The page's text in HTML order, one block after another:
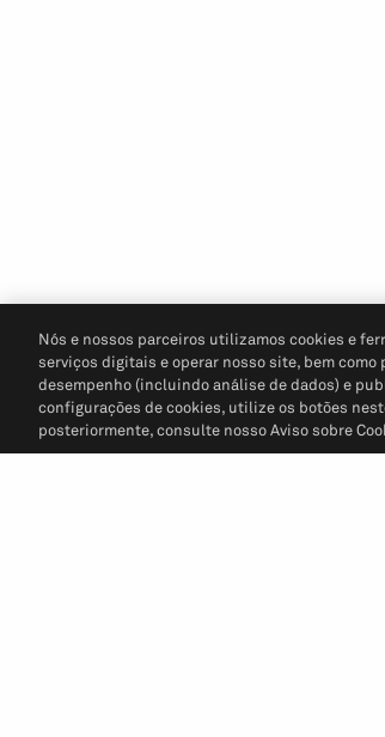
Nós e nossos parceiros utilizamos cookies e
serviços digitais e operar nosso site, bem
desempenho (incluindo análise de dados) e
configurações de cookies, utilize os botões
posteriormente, consulte nosso Aviso sobre